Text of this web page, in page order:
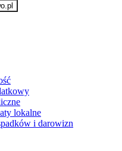
i logowanie do serwisu
lokalne
i darowizn